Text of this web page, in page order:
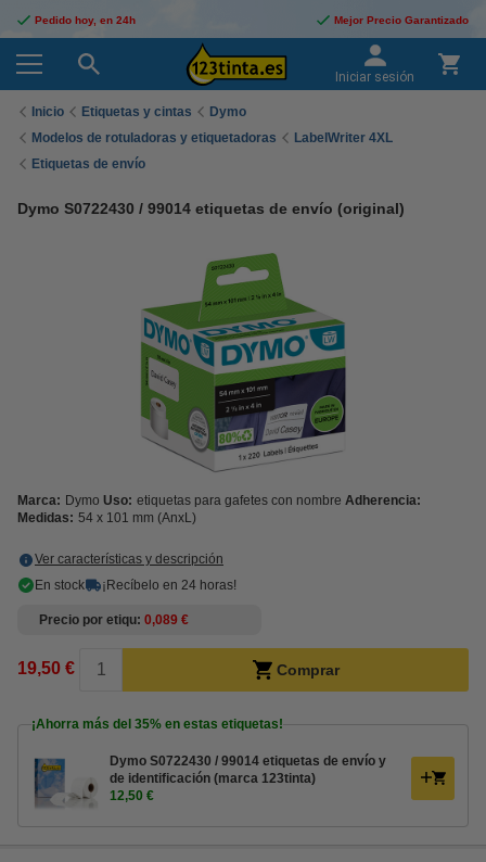
Pedido hoy, en 24h Mejor Precio Garantizado
Iniciar sesión
Inicio Etiquetas y cintas
Dymo
Modelos de rotuladoras y etiquetadoras
LabelWriter 4XL
Etiquetas de envío
Dymo S0722430 / 99014 etiquetas de envío (original)
Marca: Dymo Uso: etiquetas para gafetes con nombre Adherencia:
Medidas: 54 x 101 mm (AnxL)
Ver características y descripción
En stock
¡Recíbelo en 24 horas!
Precio por etiqu 0,089 €
19,50 € Comprar
¡Ahorra más del 35% en estas etiquetas!
Dymo S0722430 / 99014 etiquetas de envío y
de identificación (marca 123tinta)
12,50 €